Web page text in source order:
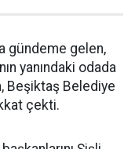
gündeme gelen,
yanındaki odada
Beşiktaş Belediye
çekti.